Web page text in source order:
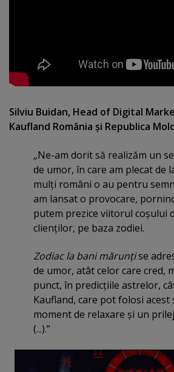
Silviu Buidan, Head of Digital
Kaufland România şi Republica
„Ne-am dorit să realizăm un
de umor, în care am plecat de
mulţi români o au pentru
am lansat o provocare,
putem prezice viitorul coşului
clienţilor, pe baza zodiei.
Zodiac la bani mărunţise
de umor, atât celor care cred,
punct, în predicţiile astrelor,
Kaufland, care pot folosi acest
moment de relaxare şi un
(...).”